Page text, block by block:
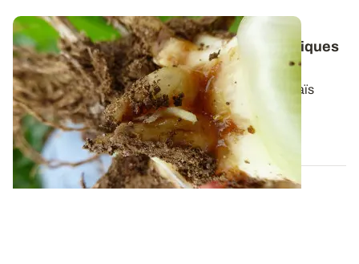
Chrysomèle du maïs : des solutions techniques
à adapter à l’abondance des populations
Le levier le plus efficace contre la chrysomèle du maïs
consiste à ne plus cultiver de...
09 JANV. 2026